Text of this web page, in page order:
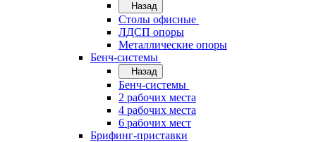
Назад
Cтолы офисные
ЛДСП опоры
Металлические опоры
Бенч-системы
Назад
Бенч-системы
2 рабочих места
4 рабочих места
6 рабочих мест
Брифинг-приставки